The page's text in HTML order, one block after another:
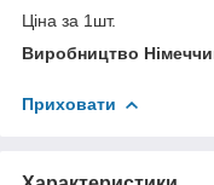
Ціна за 1шт.
Виробництво
Приховати